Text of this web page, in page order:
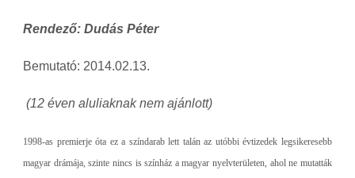
Rendező: Dudás Péter
Bemutató: 2014.02.13.
(12 éven aluliaknak nem ajánlott)
1998-as premierje óta ez a színdarab lett talán az utóbbi évtizedek legsikeresebb
magyar drámája, szinte nincs is színház a magyar nyelvterületen, ahol ne mutatták